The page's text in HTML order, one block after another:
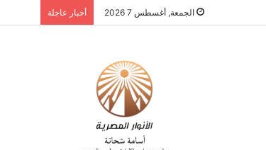
الجمعة, أغسطس 7 2026 أخبار عاجلة